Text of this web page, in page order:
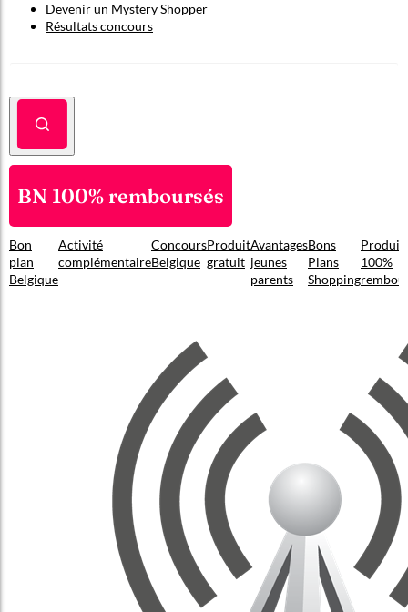
Devenir un Mystery Shopper
Résultats concours
BN 100% remboursés
Bon
plan
Belgique
Activité
complémentaire
Concours
Belgique
Produit
gratuit
Avantages
jeunes
parents
Bons
Plans
Shopping
Produit
100%